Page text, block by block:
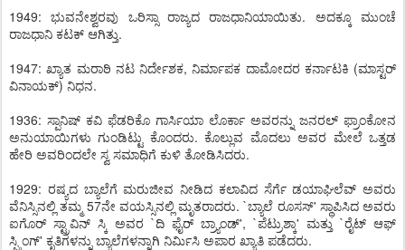
1949: ಭುವನೇಶ್ವರವು ಒರಿಸ್ಸಾ ರಾಜ್ಯದ ರಾಜಧಾನಿಯಾಯಿತು. ಅದಕ್ಕೂ ಮುಂಚೆ
ರಾಜಧಾನಿ ಕಟಕ್ ಆಗಿತ್ತು.
1947: ಖ್ಯಾತ ಮರಾಠಿ ನಟ ನಿರ್ದೇಶಕ, ನಿರ್ಮಾಪಕ ದಾಮೋದರ ಕರ್ನಾಟಕಿ (ಮಾಸ್ಟರ್
ವಿನಾಯಕ್) ನಿಧನ.
1936: ಸ್ಪಾನಿಷ್ ಕವಿ ಫೆಡರಿಕೊ ಗಾರ್ಸಿಯಾ ಲೊರ್ಕಾ ಅವರನ್ನು ಜನರಲ್ ಫ್ರಾಂಕೋನ
ಅನುಯಾಯಿಗಳು ಗುಂಡಿಟ್ಟು ಕೊಂದರು. ಕೊಲ್ಲುವ ಮೊದಲು ಅವರ ಮೇಲೆ ಒತ್ತಡ
ಹೇರಿ ಅವರಿಂದಲೇ ಸ್ವ ಸಮಾಧಿಗೆ ಕುಳಿ ತೋಡಿಸಿದರು.
1929: ರಷ್ಯದ ಬ್ಯಾಲೆಗೆ ಮರುಜೀವ ನೀಡಿದ ಕಲಾವಿದ ಸೆರ್ಗೆ ಡಯಾಘಿಲೆವ್ ಅವರು
ವೆನಿಸ್ಸಿನಲ್ಲಿ ತಮ್ಮ 57ನೇ ವಯಸ್ಸಿನಲ್ಲಿ ಮೃತರಾದರು. `ಬ್ಯಾಲೆ ರೂಸಸ್' ಸ್ಥಾಪಿಸಿದ ಅವರು
ಐಗೊರ್ ಸ್ಟ್ರಾವಿನ್ ಸ್ಕಿ ಅವರ `ದಿ ಫೈರ್ ಬ್ರ್ಯಾಂಡ್', `ಪೆಟ್ರುಶ್ಕಾ' ಮತ್ತು `ರೈಟ್ ಆಫ್
ಸ್ಪ್ರಿಂಗ್' ಕೃತಿಗಳನ್ನು ಬ್ಯಾಲೆಗಳನ್ನಾಗಿ ನಿರ್ಮಿಸಿ ಅಪಾರ ಖ್ಯಾತಿ ಪಡೆದರು.